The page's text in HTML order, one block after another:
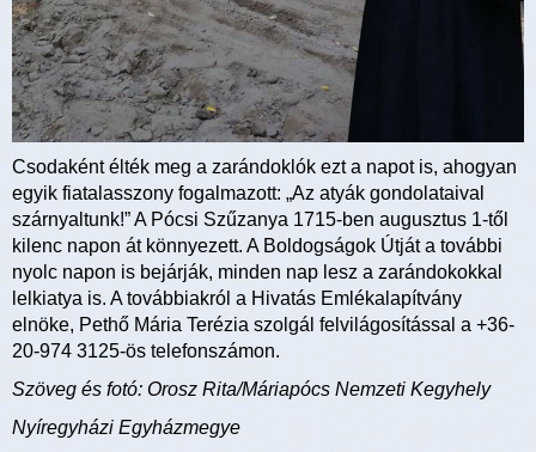
Csodaként élték meg a zarándoklók ezt a napot is, ahogyan
egyik fiatalasszony fogalmazott: „Az atyák gondolataival
szárnyaltunk!” A Pócsi Szűzanya 1715-ben augusztus 1-től
kilenc napon át könnyezett. A Boldogságok Útját a további
nyolc napon is bejárják, minden nap lesz a zarándokokkal
lelkiatya is. A továbbiakról a Hivatás Emlékalapítvány
elnöke, Pethő Mária Terézia szolgál felvilágosítással a +36-
20-974 3125-ös telefonszámon.
Szöveg és fotó: Orosz Rita/Máriapócs Nemzeti Kegyhely
Nyíregyházi Egyházmegye